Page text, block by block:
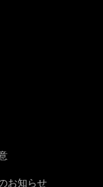
お知らせ